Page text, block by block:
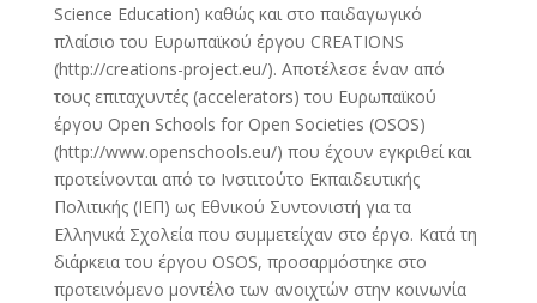
Science Education) καθώς και στο παιδαγωγικό
πλαίσιο του Ευρωπαϊκού έργου CREATIONS
(http://creations-project.eu/). Αποτέλεσε έναν από
τους επιταχυντές (accelerators) του Ευρωπαϊκού
έργου Open Schools for Open Societies (OSOS)
(http://www.openschools.eu/) που έχουν εγκριθεί και
προτείνονται από το Ινστιτούτο Εκπαιδευτικής
Πολιτικής (ΙΕΠ) ως Εθνικού Συντονιστή για τα
Ελληνικά Σχολεία που συμμετείχαν στο έργο. Κατά τη
διάρκεια του έργου OSOS, προσαρμόστηκε στο
προτεινόμενο μοντέλο των ανοιχτών στην κοινωνία